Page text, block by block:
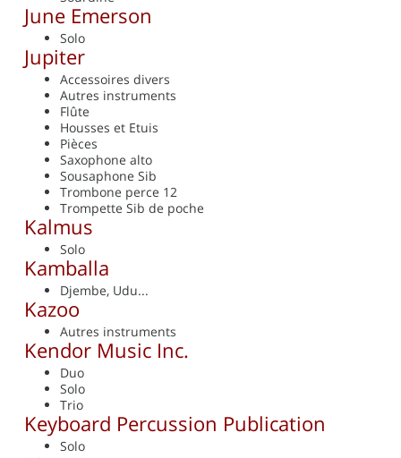
June Emerson
Solo
Jupiter
Accessoires divers
Autres instruments
Flûte
Housses et Etuis
Pièces
Saxophone alto
Sousaphone Sib
Trombone perce 12
Trompette Sib de poche
Kalmus
Solo
Kamballa
Djembe, Udu...
Kazoo
Autres instruments
Kendor Music Inc.
Duo
Solo
Trio
Keyboard Percussion Publication
Solo